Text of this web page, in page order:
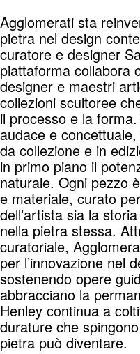
Agglomerati sta
pietra nel design
curatore e designer
piattaforma collabora
designer e maestri
collezioni scultoree
il processo e la
audace e
da collezione e in
in primo piano il
naturale. Ogni pezzo
e materiale, curato
dell’artista sia la
nella pietra stessa.
curatoriale,
per l’innovazione nel
sostenendo opere
abbracciano la
Henley continua a
durature che
pietra può diventare.